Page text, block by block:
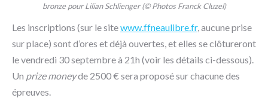
bronze pour Lilian Schlienger (© Photos Franck Cluzel)
Les inscriptions (sur le sitewww.ffneaulibre.fr, aucune prise
sur place) sont d’ores et déjà ouvertes, et elles se clôtureront
le vendredi 30 septembre à 21h (voir les détails ci-dessous).
Un prize moneyde 2500 € sera proposé sur chacune des
épreuves.